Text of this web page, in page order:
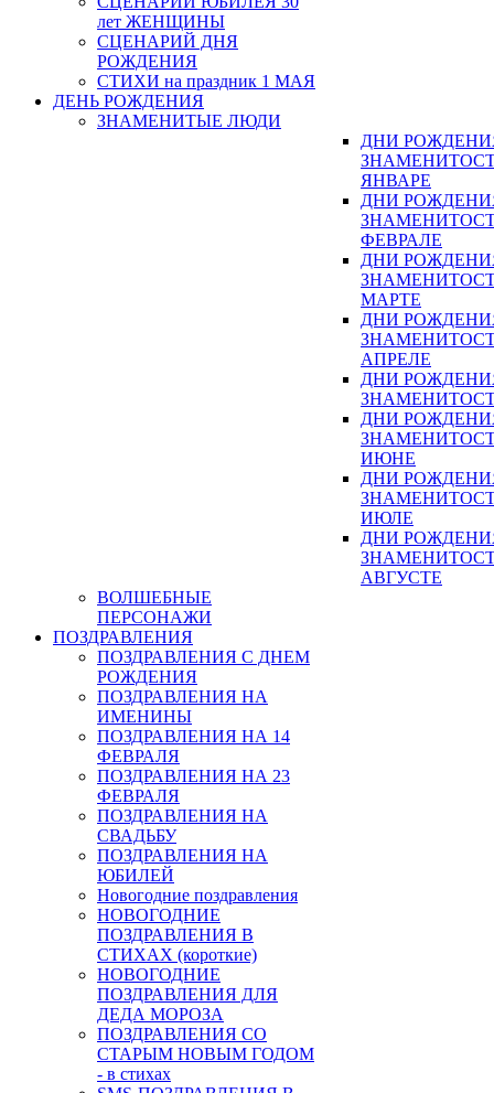
лет ЖЕНЩИНЫ
СЦЕНАРИЙ ДНЯ
РОЖДЕНИЯ
СТИХИ на праздник 1 МАЯ
ДЕНЬ РОЖДЕНИЯ
ЗНАМЕНИТЫЕ ЛЮДИ
ДНИ
ЯНВАРЕ
ДНИ
ФЕВРАЛЕ
ДНИ
МАРТЕ
ДНИ
АПРЕЛЕ
ДНИ
ДНИ
ИЮНЕ
ДНИ
ИЮЛЕ
ДНИ
АВГУСТЕ
ВОЛШЕБНЫЕ
ПЕРСОНАЖИ
ПОЗДРАВЛЕНИЯ
ПОЗДРАВЛЕНИЯ С ДНЕМ
РОЖДЕНИЯ
ПОЗДРАВЛЕНИЯ НА
ИМЕНИНЫ
ПОЗДРАВЛЕНИЯ НА 14
ФЕВРАЛЯ
ПОЗДРАВЛЕНИЯ НА 23
ФЕВРАЛЯ
ПОЗДРАВЛЕНИЯ НА
СВАДЬБУ
ПОЗДРАВЛЕНИЯ НА
ЮБИЛЕЙ
Новогодние поздравления
НОВОГОДНИЕ
ПОЗДРАВЛЕНИЯ В
СТИХАХ (короткие)
НОВОГОДНИЕ
ПОЗДРАВЛЕНИЯ ДЛЯ
ДЕДА МОРОЗА
ПОЗДРАВЛЕНИЯ СО
СТАРЫМ НОВЫМ ГОДОМ
- в стихах